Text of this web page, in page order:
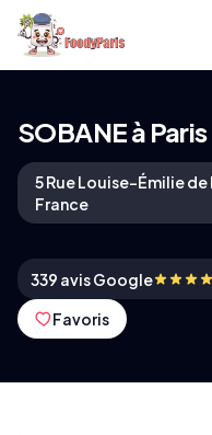
SOBANE à Paris
5 Rue Louise-Émilie
France
339 avis Google
Favoris